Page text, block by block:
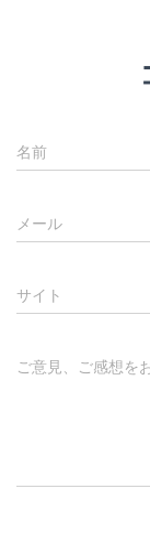
名前
メール
サイト
ご意見、ご感想を